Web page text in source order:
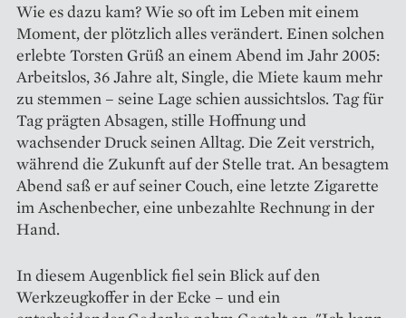
Wie es dazu kam? Wie so oft im Leben mit einem
Moment, der plötzlich alles verändert. Einen solchen
erlebte Torsten Grüß an einem Abend im Jahr 2005:
Arbeitslos, 36 Jahre alt, Single, die Miete kaum mehr
zu stemmen – seine Lage schien aussichtslos. Tag für
Tag prägten Absagen, stille Hoffnung und
wachsender Druck seinen Alltag. Die Zeit verstrich,
während die Zukunft auf der Stelle trat. An besagtem
Abend saß er auf seiner Couch, eine letzte Zigarette
im Aschenbecher, eine unbezahlte Rechnung in der
Hand.
In diesem Augenblick fiel sein Blick auf den
Werkzeugkoffer in der Ecke – und ein